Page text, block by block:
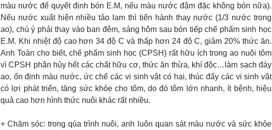
màu nước để quyết định bón E.M, nếu màu nước đậm đặc không bón nữa).
Nếu nước xuất hiện nhiều tảo lam thì tiến hành thay nước (1/3 nước trong
ao), chú ý phải thay vào ban đêm, sáng hôm sau bón tiếp chế phẩm sinh học
E.M. Khi nhiệt độ cao hơn 34 độ C và thấp hơn 24 độ C, giảm 20% thức ăn.
Anh Toàn cho biết, chế phẩm sinh học (CPSH) rất hữu ích trong ao nuôi tôm
vì CPSH phân hủy hết các chất hữu cơ, thức ăn thừa, khí độc…làm sạch đáy
ao, ổn định màu nước, ức chế các vi sinh vật có hại, thúc đẩy các vi sinh vật
có lợi phát triển, tăng sức khỏe cho tôm, do đó tôm lớn nhanh, ít bệnh, hiệu
quả cao hơn hình thức nuôi khác rất nhiều.
+ Chăm sóc: trong qúa trình nuôi, anh luôn quan sát màu nước và sức khỏe